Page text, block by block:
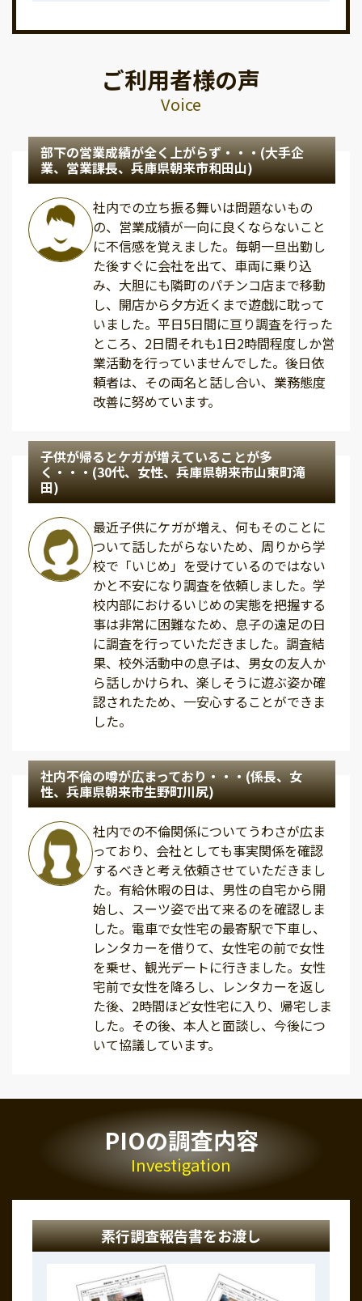
ご利用者様の声
Voice
部下の営業成績が全く上がらず・・・(大手企
業、営業課長、兵庫県朝来市和田山)
社内での立ち振る舞いは問題ないもの
の、営業成績が一向に良くならないこと
に不信感を覚えました。毎朝一旦出勤し
た後すぐに会社を出て、車両に乗り込
み、大胆にも隣町のパチンコ店まで移動
し、開店から夕方近くまで遊戯に耽って
いました。平日5日間に亘り調査を行った
ところ、2日間それも1日2時間程度しか営
業活動を行っていませんでした。後日依
頼者は、その両名と話し合い、業務態度
改善に努めています。
子供が帰るとケガが増えていることが多
く・・・(30代、女性、兵庫県朝来市山東町滝
田)
最近子供にケガが増え、何もそのことに
ついて話したがらないため、周りから学
校で「いじめ」を受けているのではない
かと不安になり調査を依頼しました。学
校内部におけるいじめの実態を把握する
事は非常に困難なため、息子の遠足の日
に調査を行っていただきました。調査結
果、校外活動中の息子は、男女の友人か
ら話しかけられ、楽しそうに遊ぶ姿か確
認されたため、一安心することができま
した。
社内不倫の噂が広まっており・・・(係長、女
性、兵庫県朝来市生野町川尻)
社内での不倫関係についてうわさが広ま
っており、会社としても事実関係を確認
するべきと考え依頼させていただきまし
た。有給休暇の日は、男性の自宅から開
始し、スーツ姿で出て来るのを確認しま
した。電車で女性宅の最寄駅で下車し、
レンタカーを借りて、女性宅の前で女性
を乗せ、観光デートに行きました。女性
宅前で女性を降ろし、レンタカーを返し
た後、2時間ほど女性宅に入り、帰宅しま
した。その後、本人と面談し、今後につ
いて協議しています。
PIOの調査内容
Investigation
素行調査報告書をお渡し